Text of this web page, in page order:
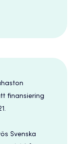
finansiering
Svenska